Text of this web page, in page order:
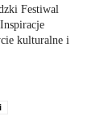
Festiwal
kulturalne i